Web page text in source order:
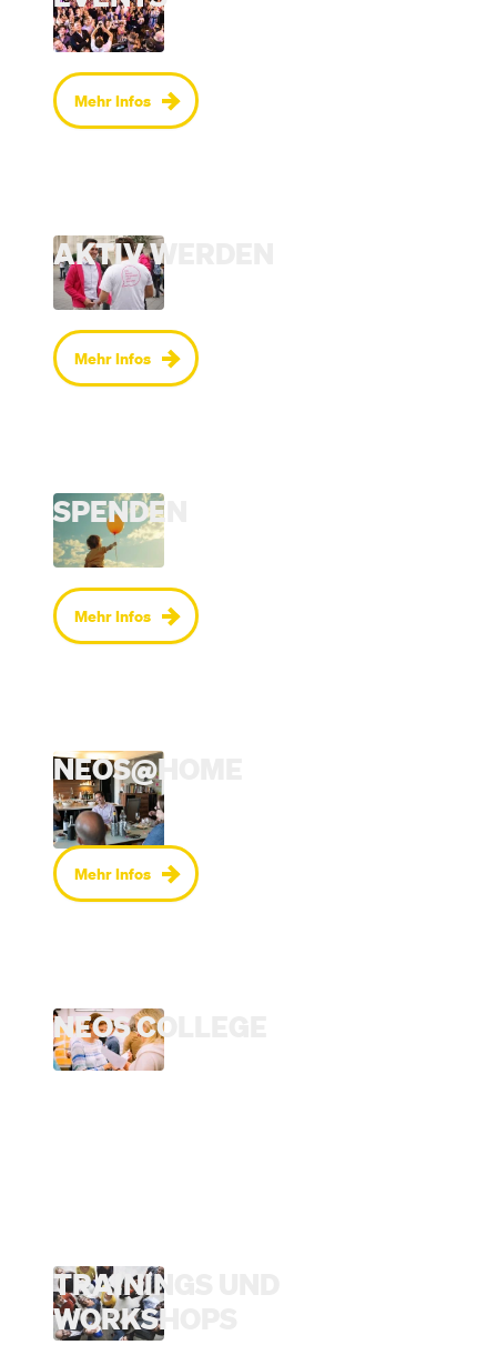
Mehr Infos
AKTIV WERDEN
Mehr Infos
SPENDEN
Mehr Infos
NEOS@HOME
Mehr Infos
NEOS COLLEGE
TRAININGS UND
WORKSHOPS